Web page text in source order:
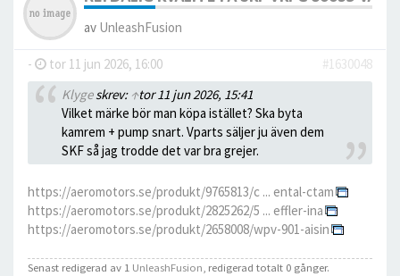
av UnleashFusion
- tor 11 jun 2026, 16:00
#1630048
Klygeskrev: ↑tor 11 jun 2026, 15:41
Vilket märke bör man köpa istället? Ska byta
kamrem + pump snart. Vparts säljer ju även dem
SKF så jag trodde det var bra grejer.
https://aeromotors.se/produkt/9765813/c ... ental-ctam
https://aeromotors.se/produkt/2825262/5 ... effler-ina
https://aeromotors.se/produkt/2658008/wpv-901-aisin
Senast redigerad av 1 UnleashFusion, redigerad totalt 0 gånger.